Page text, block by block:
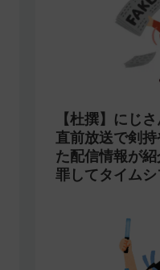
【杜撰】にじ
直前放送で剣
た配信情報が
罪してタイム